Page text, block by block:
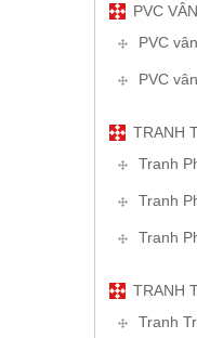
PVC
PVC
PVC
TRANH
Tranh
Tranh
Tranh
TRANH
Tranh